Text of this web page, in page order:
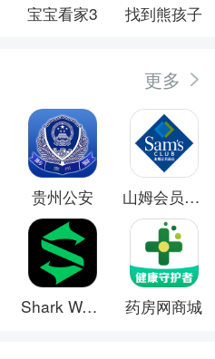
宝宝看家3 找到熊孩子
更多
贵州公安 山姆会员商店
Shark Wear 药房网商城